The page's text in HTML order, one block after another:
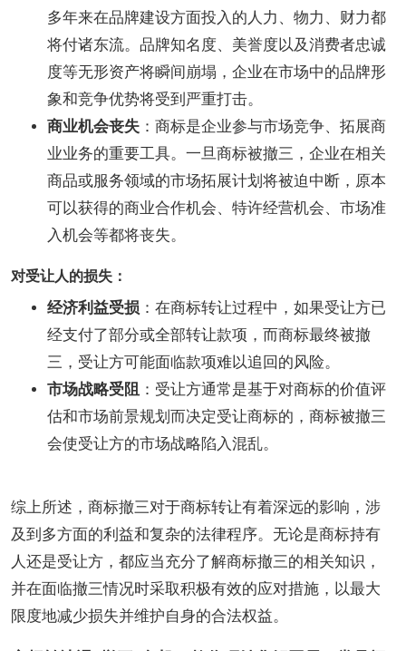
多年来在品牌建设方面投入的人力、物力、财力都
将付诸东流。品牌知名度、美誉度以及消费者忠诚
度等无形资产将瞬间崩塌，企业在市场中的品牌形
象和竞争优势将受到严重打击。
商业机会丧失 ：商标是企业参与市场竞争、拓展商
业业务的重要工具。一旦商标被撤三，企业在相关
商品或服务领域的市场拓展计划将被迫中断，原本
可以获得的商业合作机会、特许经营机会、市场准
入机会等都将丧失。
对受让人的损失：
经济利益受损 ：在商标转让过程中，如果受让方已
经支付了部分或全部转让款项，而商标最终被撤
三，受让方可能面临款项难以追回的风险。
市场战略受阻 ：受让方通常是基于对商标的价值评
估和市场前景规划而决定受让商标的，商标被撤三
会使受让方的市场战略陷入混乱。
综上所述，商标撤三对于商标转让有着深远的影响，涉
及到多方面的利益和复杂的法律程序。无论是商标持有
人还是受让方，都应当充分了解商标撤三的相关知识，
并在面临撤三情况时采取积极有效的应对措施，以最大
限度地减少损失并维护自身的合法权益。